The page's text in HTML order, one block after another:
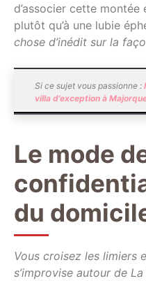
d’associer cette
plutôt qu’à une lubie
chose d’inédit sur la
Si ce sujet vous passionne :
villa d’exception à
Le mode
du
Vous croisez les limiers
s’improvise autour de La